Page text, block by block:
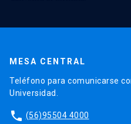
MESA CENTRAL
Teléfono para comunicarse
Universidad.
phone (56)95504 4000